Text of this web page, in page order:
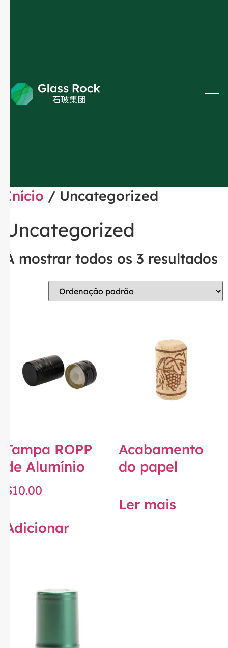
Início / Uncategorized
Uncategorized
A mostrar todos os 3 resultados
Tampa ROPP
de Alumínio
$10.00
Adicionar
Acabamento
do papel
Ler mais